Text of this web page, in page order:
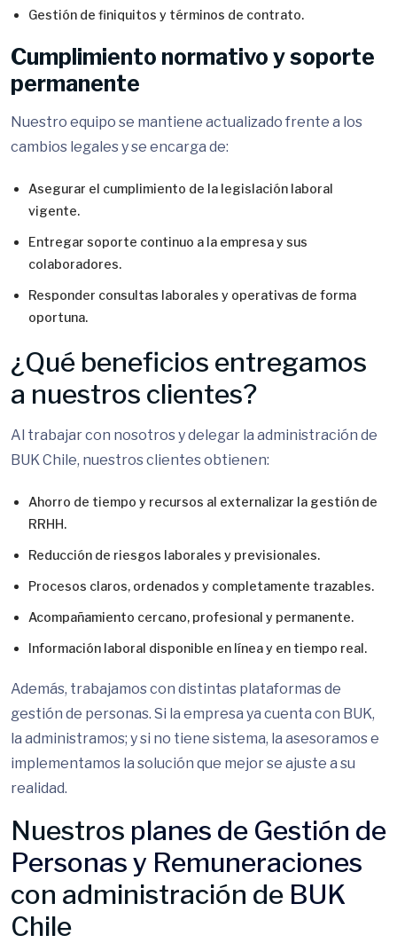
Gestión de finiquitos y términos de contrato.
Cumplimiento normativo y soporte
permanente
Nuestro equipo se mantiene actualizado frente a los
cambios legales y se encarga de:
Asegurar el cumplimiento de la legislación laboral
vigente.
Entregar soporte continuo a la empresa y sus
colaboradores.
Responder consultas laborales y operativas de forma
oportuna.
¿Qué beneficios entregamos
a nuestros clientes?
Al trabajar con nosotros y delegar la administración de
BUK Chile, nuestros clientes obtienen:
Ahorro de tiempo y recursos al externalizar la gestión de
RRHH.
Reducción de riesgos laborales y previsionales.
Procesos claros, ordenados y completamente trazables.
Acompañamiento cercano, profesional y permanente.
Información laboral disponible en línea y en tiempo real.
Además, trabajamos con distintas plataformas de
gestión de personas. Si la empresa ya cuenta con BUK,
la administramos; y si no tiene sistema, la asesoramos e
implementamos la solución que mejor se ajuste a su
realidad.
Nuestros planes de Gestión de
Personas y Remuneraciones
con administración de BUK
Chile